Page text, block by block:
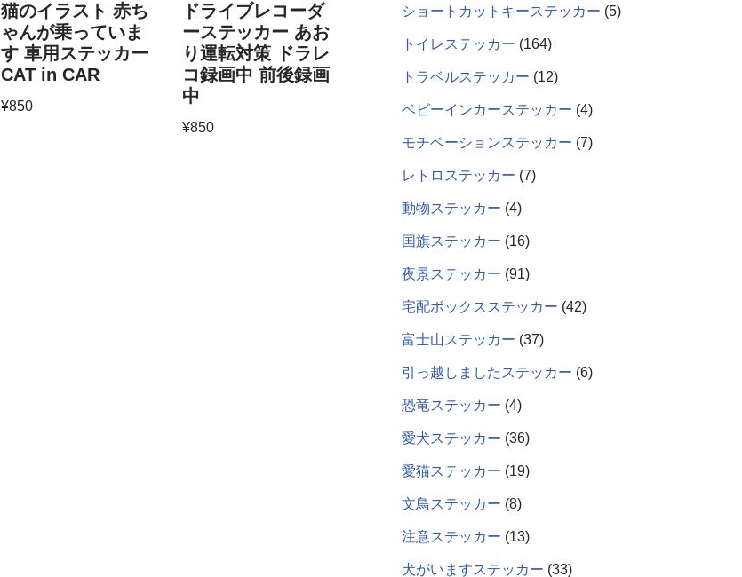
猫のイラスト 赤ち
ゃんが乗っていま
す 車用ステッカー
CAT in CAR
¥850
ドライブレコーダ
ーステッカー あお
り運転対策 ドラレ
コ録画中 前後録画
中
¥850
ショートカットキーステッカー 5
トイレステッカー 164
トラベルステッカー 12
ベビーインカーステッカー 4
モチベーションステッカー 7
レトロステッカー 7
動物ステッカー 4
国旗ステッカー 16
夜景ステッカー 91
宅配ボックスステッカー 42
富士山ステッカー 37
引っ越しましたステッカー 6
恐竜ステッカー 4
愛犬ステッカー 36
愛猫ステッカー 19
文鳥ステッカー 8
注意ステッカー 13
犬がいますステッカー 33